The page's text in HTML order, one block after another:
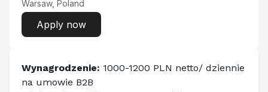
Warsaw, Poland
Apply now
Wynagrodzenie: 1000-1200 PLN netto/ dziennie
na umowie B2B